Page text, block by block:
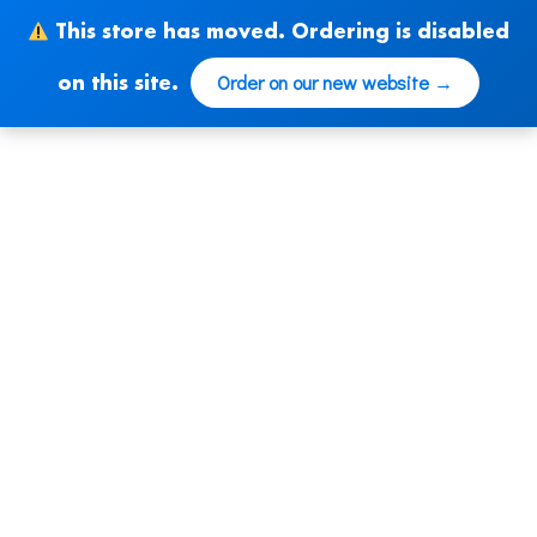
This store has moved. Ordering is disabled
on this site. Order on our new website →
contenido